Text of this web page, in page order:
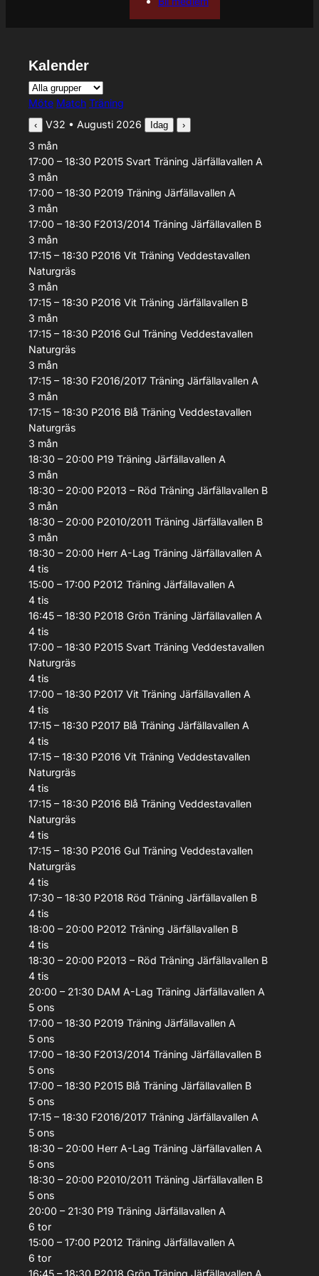
Kalender
Grupp
Aktivitetstyp
Möte Match Träning
‹ V32 • Augusti 2026 Idag ›
3 mån
17:00 – 18:30 P2015 Svart Träning Järfällavallen A
3 mån
17:00 – 18:30 P2019 Träning Järfällavallen A
3 mån
17:00 – 18:30 F2013/2014 Träning Järfällavallen B
3 mån
17:15 – 18:30 P2016 Vit Träning Veddestavallen
Naturgräs
3 mån
17:15 – 18:30 P2016 Vit Träning Järfällavallen B
3 mån
17:15 – 18:30 P2016 Gul Träning Veddestavallen
Naturgräs
3 mån
17:15 – 18:30 F2016/2017 Träning Järfällavallen A
3 mån
17:15 – 18:30 P2016 Blå Träning Veddestavallen
Naturgräs
3 mån
18:30 – 20:00 P19 Träning Järfällavallen A
3 mån
18:30 – 20:00 P2013 – Röd Träning Järfällavallen B
3 mån
18:30 – 20:00 P2010/2011 Träning Järfällavallen B
3 mån
18:30 – 20:00 Herr A-Lag Träning Järfällavallen A
4 tis
15:00 – 17:00 P2012 Träning Järfällavallen A
4 tis
16:45 – 18:30 P2018 Grön Träning Järfällavallen A
4 tis
17:00 – 18:30 P2015 Svart Träning Veddestavallen
Naturgräs
4 tis
17:00 – 18:30 P2017 Vit Träning Järfällavallen A
4 tis
17:15 – 18:30 P2017 Blå Träning Järfällavallen A
4 tis
17:15 – 18:30 P2016 Vit Träning Veddestavallen
Naturgräs
4 tis
17:15 – 18:30 P2016 Blå Träning Veddestavallen
Naturgräs
4 tis
17:15 – 18:30 P2016 Gul Träning Veddestavallen
Naturgräs
4 tis
17:30 – 18:30 P2018 Röd Träning Järfällavallen B
4 tis
18:00 – 20:00 P2012 Träning Järfällavallen B
4 tis
18:30 – 20:00 P2013 – Röd Träning Järfällavallen B
4 tis
20:00 – 21:30 DAM A-Lag Träning Järfällavallen A
5 ons
17:00 – 18:30 P2019 Träning Järfällavallen A
5 ons
17:00 – 18:30 F2013/2014 Träning Järfällavallen B
5 ons
17:00 – 18:30 P2015 Blå Träning Järfällavallen B
5 ons
17:15 – 18:30 F2016/2017 Träning Järfällavallen A
5 ons
18:30 – 20:00 Herr A-Lag Träning Järfällavallen A
5 ons
18:30 – 20:00 P2010/2011 Träning Järfällavallen B
5 ons
20:00 – 21:30 P19 Träning Järfällavallen A
6 tor
15:00 – 17:00 P2012 Träning Järfällavallen A
6 tor
16:45 – 18:30 P2018 Grön Träning Järfällavallen A